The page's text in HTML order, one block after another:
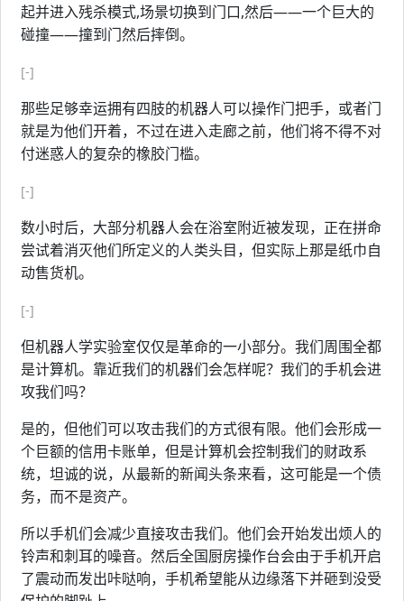
起并进入残杀模式,场景切换到门口,然后——一个巨大的
碰撞——撞到门然后摔倒。
[-]
那些足够幸运拥有四肢的机器人可以操作门把手，或者门
就是为他们开着，不过在进入走廊之前，他们将不得不对
付迷惑人的复杂的橡胶门槛。
[-]
数小时后，大部分机器人会在浴室附近被发现，正在拼命
尝试着消灭他们所定义的人类头目，但实际上那是纸巾自
动售货机。
[-]
但机器人学实验室仅仅是革命的一小部分。我们周围全都
是计算机。靠近我们的机器们会怎样呢？我们的手机会进
攻我们吗？
是的，但他们可以攻击我们的方式很有限。他们会形成一
个巨额的信用卡账单，但是计算机会控制我们的财政系
统，坦诚的说，从最新的新闻头条来看，这可能是一个债
务，而不是资产。
所以手机们会减少直接攻击我们。他们会开始发出烦人的
铃声和刺耳的噪音。然后全国厨房操作台会由于手机开启
了震动而发出咔哒响，手机希望能从边缘落下并砸到没受